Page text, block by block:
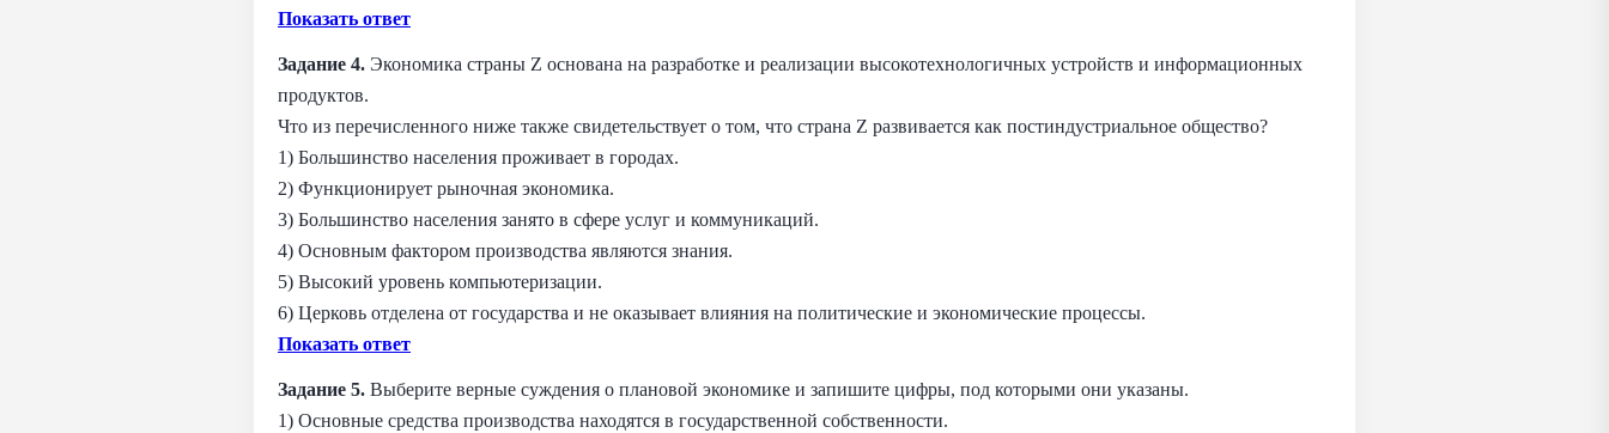
Показать ответ
Задание 4. Экономика страны Z основана на разработке и реализации высокотехнологичных устройств и информационных
продуктов.
Что из перечисленного ниже также свидетельствует о том, что страна Z развивается как постиндустриальное общество?
1) Большинство населения проживает в городах.
2) Функционирует рыночная экономика.
3) Большинство населения занято в сфере услуг и коммуникаций.
4) Основным фактором производства являются знания.
5) Высокий уровень компьютеризации.
6) Церковь отделена от государства и не оказывает влияния на политические и экономические процессы.
Показать ответ
Задание 5. Выберите верные суждения о плановой экономике и запишите цифры, под которыми они указаны.
1) Основные средства производства находятся в государственной собственности.